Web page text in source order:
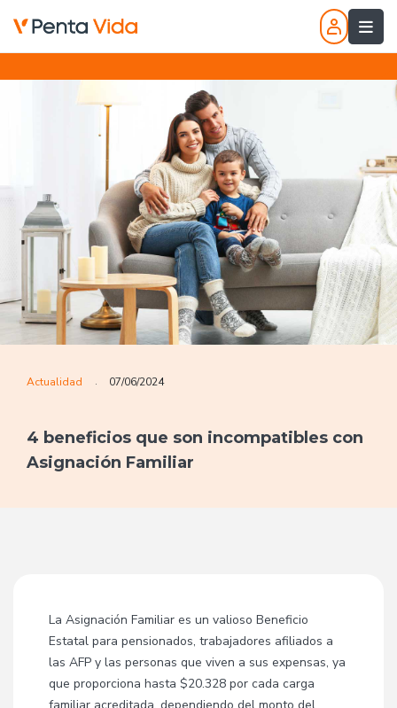
Actualidad . 07/06/2024
4 beneficios que son incompatibles con
Asignación Familiar
La Asignación Familiar es un valioso Beneficio
Estatal para pensionados, trabajadores afiliados a
las AFP y las personas que viven a sus expensas, ya
que proporciona hasta $20.328 por cada carga